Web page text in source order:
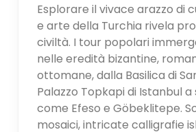
Esplorare il vivace arazzo di
e arte della Turchia rivela
civiltà. I tour popolari
nelle eredità bizantine,
ottomane, dalla Basilica di
Palazzo Topkapi di Istanbul
come Efeso e Göbeklitepe.
mosaici, intricate calligrafie